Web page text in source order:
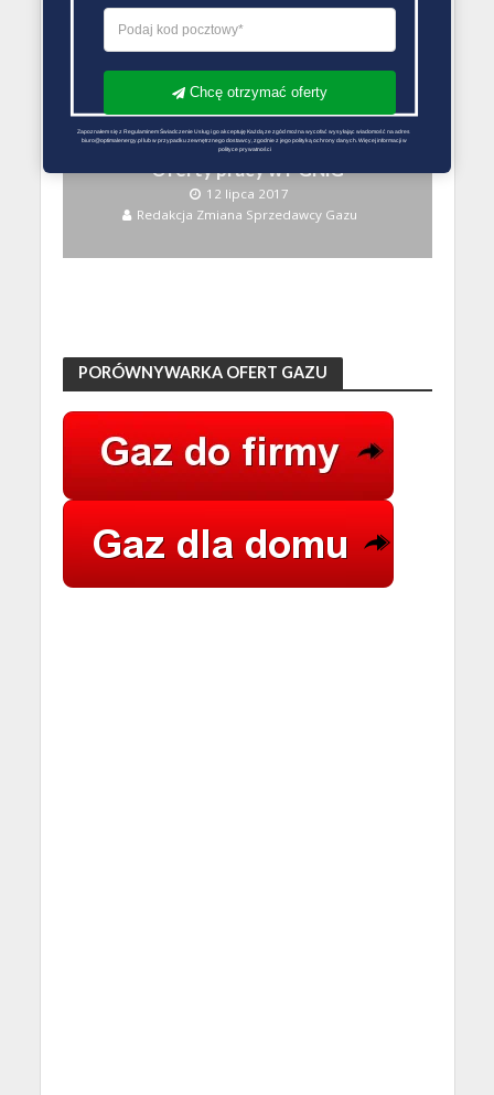
BEZ KATEGORII
Oferty pracy w PGNiG
12 lipca 2017
Redakcja Zmiana Sprzedawcy Gazu
PORÓWNYWARKA OFERT GAZU
Chcę otrzymać oferty
Zapoznałem się z Regulaminem Świadczenie Usług i go akceptuję Każdą ze zgód można wycofać wysyłając wiadomość na adres
biuro@optimalenergy.pl lub w przypadku zewnętrznego dostawcy, zgodnie z jego polityką ochrony danych. Więcej informacji w
polityce prywatności